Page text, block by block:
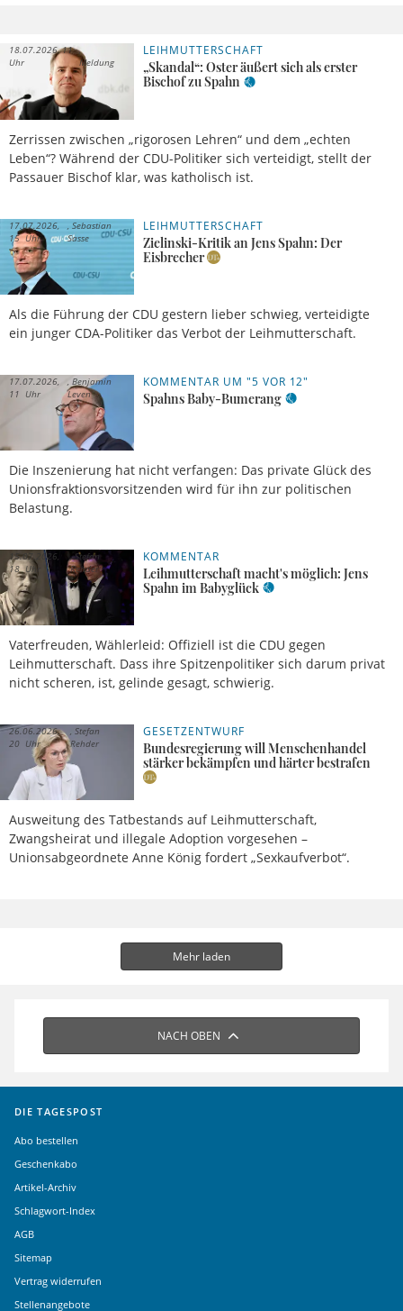
LEIHMUTTERSCHAFT
„Skandal“: Oster äußert sich als erster
Bischof zu Spahn
Zerrissen zwischen „rigorosen Lehren“ und dem „echten
Leben“? Während der CDU-Politiker sich verteidigt, stellt der
Passauer Bischof klar, was katholisch ist.
18.07.2026, 11
Uhr
Meldung
LEIHMUTTERSCHAFT
Zielinski-Kritik an Jens Spahn: Der
Eisbrecher
Als die Führung der CDU gestern lieber schwieg, verteidigte
ein junger CDA-Politiker das Verbot der Leihmutterschaft.
17.07.2026,
15 Uhr
Sebastian
Sasse
KOMMENTAR UM "5 VOR 12"
Spahns Baby-Bumerang
Die Inszenierung hat nicht verfangen: Das private Glück des
Unionsfraktionsvorsitzenden wird für ihn zur politischen
Belastung.
17.07.2026,
11 Uhr
Benjamin
Leven
KOMMENTAR
Leihmutterschaft macht's möglich: Jens
Spahn im Babyglück
Vaterfreuden, Wählerleid: Offiziell ist die CDU gegen
Leihmutterschaft. Dass ihre Spitzenpolitiker sich darum privat
nicht scheren, ist, gelinde gesagt, schwierig.
15.07.2026,
18 Uhr
Stefan
Rehder
GESETZENTWURF
Bundesregierung will Menschenhandel
stärker bekämpfen und härter bestrafen
Ausweitung des Tatbestands auf Leihmutterschaft,
Zwangsheirat und illegale Adoption vorgesehen –
Unionsabgeordnete Anne König fordert „Sexkaufverbot“.
26.06.2026,
20 Uhr
Stefan
Rehder
Mehr laden
NACH OBEN
DIE TAGESPOST
Abo bestellen
Geschenkabo
Artikel-Archiv
Schlagwort-Index
AGB
Sitemap
Vertrag widerrufen
Stellenangebote